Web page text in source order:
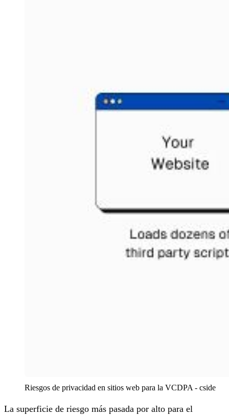
Riesgos de privacidad en sitios web para la VCDPA - cside
La superficie de riesgo más pasada por alto para el